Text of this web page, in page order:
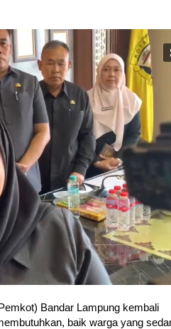
Bandar Lampung kembali
baik warga yang